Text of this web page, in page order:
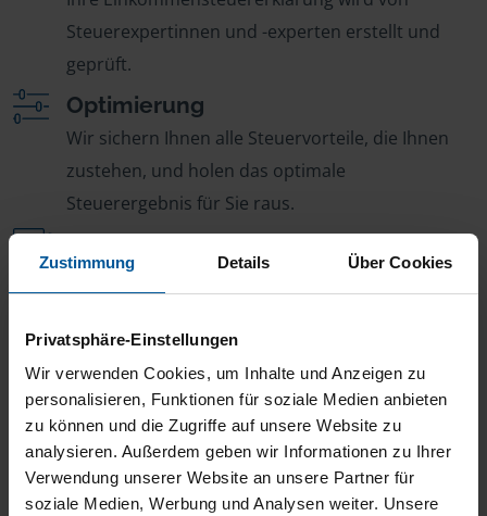
Zustimmung Details Über Cookies
Privatsphäre-Einstellungen
Wir verwenden Cookies, um Inhalte und Anzeigen zu
personalisieren, Funktionen für soziale Medien anbieten
zu können und die Zugriffe auf unsere Website zu
analysieren. Außerdem geben wir Informationen zu Ihrer
Verwendung unserer Website an unsere Partner für
soziale Medien, Werbung und Analysen weiter. Unsere
Steuerexpertinnen und -experten erstellt und
geprüft.
Optimierung
Wir sichern Ihnen alle Steuervorteile, die Ihnen
zustehen, und holen das optimale
Steuerergebnis für Sie raus.
Bei Fragen zur Steuer ist Ihre VLH-Beratungsstelle
Fairer Beitrag
Sie zahlen für alle unsere Leistungen nur einen
jährlichen Mitgliedsbeitrag, der sich nach Ihren
Jahreseinnahmen richtet.